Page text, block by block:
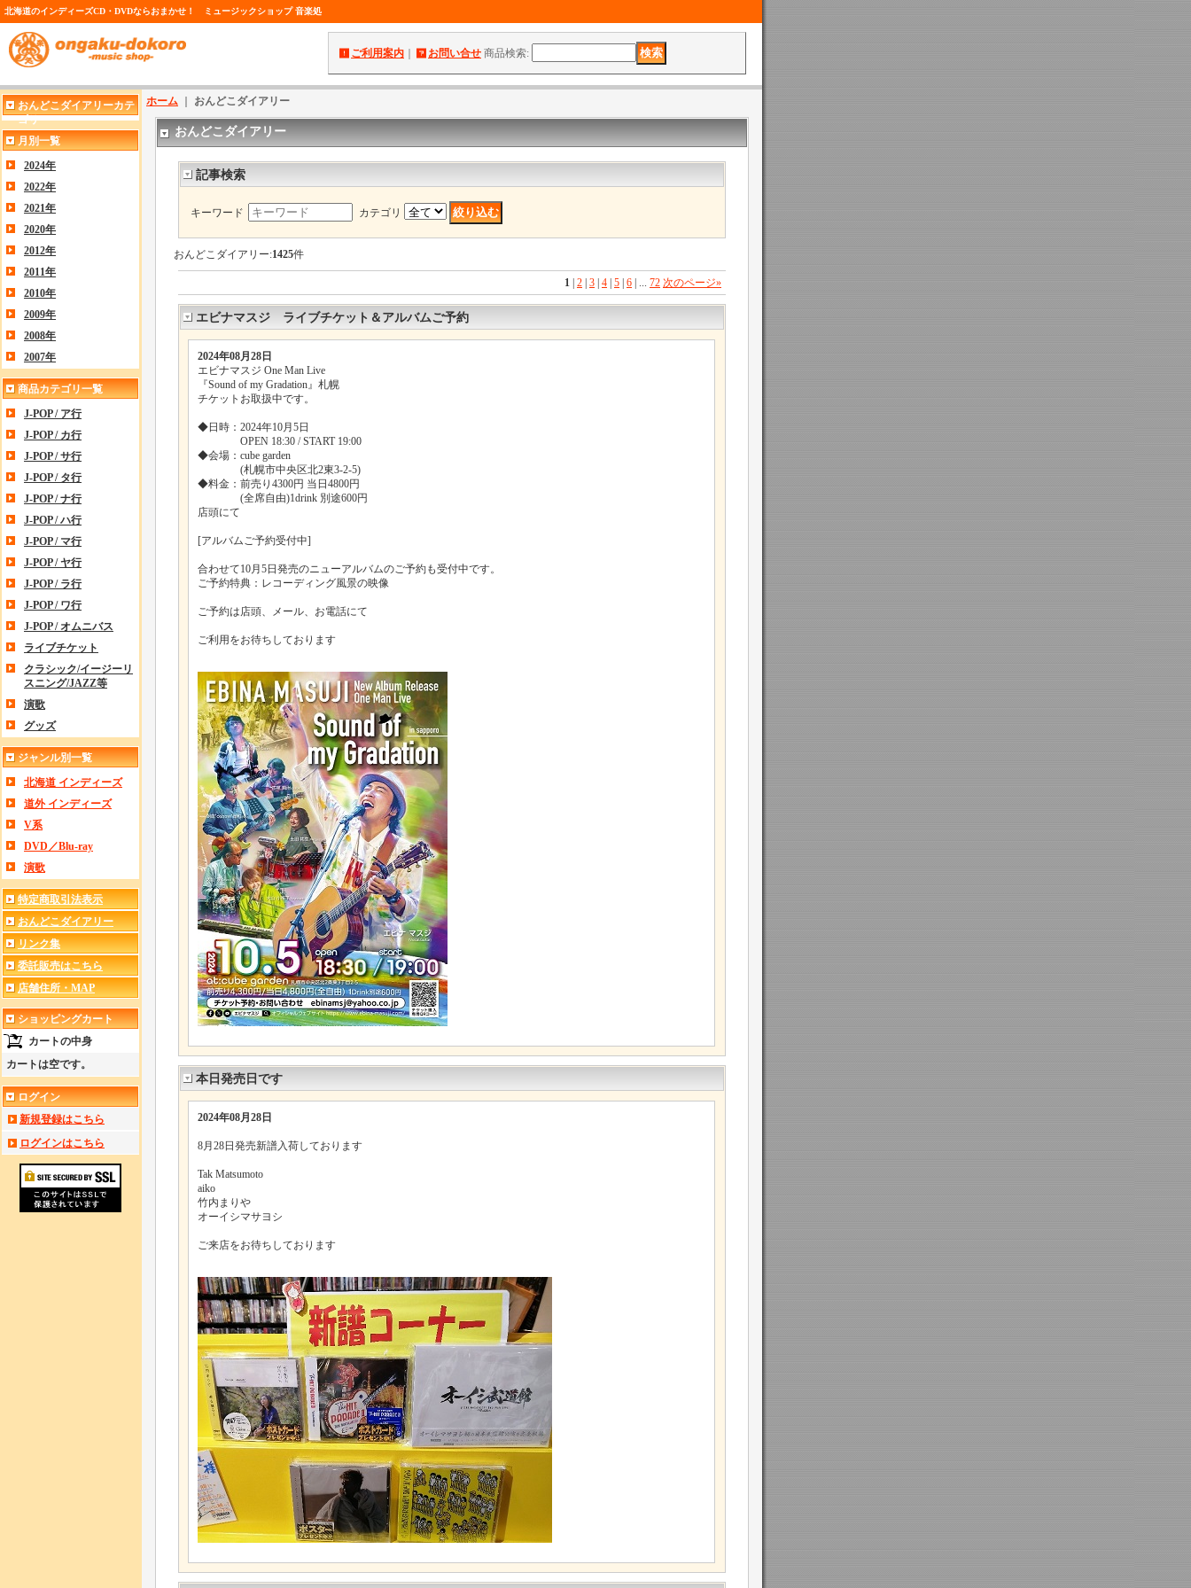
北海道のインディーズCD・DVDならおまかせ！ ミュージックショップ 音楽処
ご利用案内 お問い合せ 商品検索:
おんどこダイアリーカテ
ゴリ
月別一覧
2024年
2022年
2021年
2020年
2012年
2011年
2010年
2009年
2008年
2007年
商品カテゴリ一覧
J-POP / ア行
J-POP / カ行
J-POP / サ行
J-POP / タ行
J-POP / ナ行
J-POP / ハ行
J-POP / マ行
J-POP / ヤ行
J-POP / ラ行
J-POP / ワ行
J-POP / オムニバス
ライブチケット
クラシック/イージーリ
スニング/JAZZ等
演歌
グッズ
ジャンル別一覧
北海道 インディーズ
道外 インディーズ
V系
DVD／Blu-ray
演歌
特定商取引法表示
おんどこダイアリー
リンク集
委託販売はこちら
店舗住所・MAP
ショッピングカート
カートの中身
カートは空です。
ログイン
新規登録はこちら
ログインはこちら
ホーム おんどこダイアリー
おんどこダイアリー
記事検索
キーワード カテゴリ
おんどこダイアリー:1425件
1 2 3 4 5 6 ... 72 次のページ»
エビナマスジ ライブチケット＆アルバムご予約
2024年08月28日
エビナマスジ One Man Live
『Sound of my Gradation』札幌
チケットお取扱中です。
◆日時：2024年10月5日
OPEN 18:30 / START 19:00
◆会場：cube garden
(札幌市中央区北2東3-2-5)
◆料金：前売り4300円 当日4800円
(全席自由)1drink 別途600円
店頭にて
[アルバムご予約受付中]
合わせて10月5日発売のニューアルバムのご予約も受付中です。
ご予約特典：レコーディング風景の映像
ご予約は店頭、メール、お電話にて
ご利用をお待ちしております
本日発売日です
2024年08月28日
8月28日発売新譜入荷しております
Tak Matsumoto
aiko
竹内まりや
オーイシマサヨシ
ご来店をお待ちしております